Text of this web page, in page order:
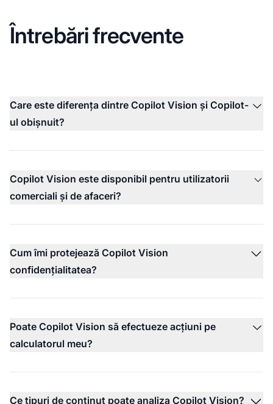
Întrebări frecvente
Care este diferența dintre Copilot Vision și Copilot-
ul obișnuit?
Copilot Vision este disponibil pentru utilizatorii
comerciali și de afaceri?
Cum îmi protejează Copilot Vision
confidențialitatea?
Poate Copilot Vision să efectueze acțiuni pe
calculatorul meu?
Ce tipuri de conținut poate analiza Copilot Vision?